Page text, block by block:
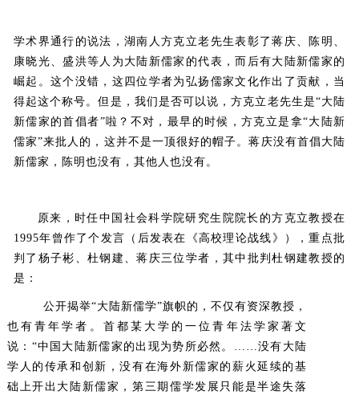
学术界通行的说法，湖南人方克立老先生表彰了蒋庆、陈明、
康晓光、盛洪等人为大陆新儒家的代表，而后有大陆新儒家的
崛起。这个没错，这四位学者为弘扬儒家文化作出了贡献，当
得起这个称号。但是，我们是否可以说，方克立老先生是“大陆
新儒家的首倡者”啦？不对，最早的时候，方克立是拿“大陆新
儒家”来批人的，这并不是一顶很好的帽子。蒋庆没有首倡大陆
新儒家，陈明也没有，其他人也没有。
原来，时任中国社会科学院研究生院院长的方克立教授在
1995年曾作了个发言（后发表在《高校理论战线》），重点批
判了杨子彬、杜钢建、蒋庆三位学者，其中批判杜钢建教授的
是：
公开揭举“大陆新儒学”旗帜的，不仅有资深教授，
也有青年学者。首都某大学的一位青年法学家著文
说：“中国大陆新儒家的出现为势所必然。……没有大陆
学人的传承和创新，没有在海外新儒家的薪火延续的基
础上开出大陆新儒家，第三期儒学发展只能是半途失落